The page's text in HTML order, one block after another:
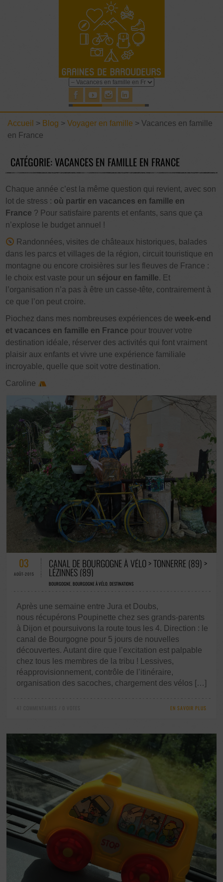
Accueil > Blog > Voyager en famille > Vacances en famille
en France
CATÉGORIE: VACANCES EN FAMILLE EN FRANCE
Chaque année c’est la même question qui revient, avec son
lot de stress : où partir en vacances en famille en
France ? Pour satisfaire parents et enfants, sans que ça
n’explose le budget annuel !
Randonnées, visites de châteaux historiques, balades
dans les parcs et villages de la région, circuit touristique en
montagne ou encore croisières sur les fleuves de France :
le choix est vaste pour un séjour en famille. Et
l’organisation n’a pas à être un casse-tête, contrairement à
ce que l’on peut croire.
Piochez dans mes nombreuses expériences deweek-end
et vacances en famille en France pour trouver votre
destination idéale, réserver des activités qui font vraiment
plaisir aux enfants et vivre une expérience familiale
incroyable, quelle que soit votre destination.
Caroline
47 COMMENTAIRES / 0 VOTES
03
AOÛT-2015
CANAL DE BOURGOGNE À VÉLO > TONNERRE (89) >
LÉZINNES (89)
BOURGOGNE,BOURGOGNE À VÉLO,DESTINATIONS
Après une semaine entre Jura et Doubs,
nous récupérons Poupinette chez ses grands-parents
à Dijon et poursuivons la route tous les 4. Direction : le
canal de Bourgogne pour 5 jours de nouvelles
découvertes. Autant dire que l’excitation est palpable
chez tous les membres de la tribu ! Lessives,
réapprovisionnement, contrôle de l’itinéraire,
organisation des sacoches, chargement des vélos […]
47 COMMENTAIRES / 0 VOTES EN SAVOIR PLUS